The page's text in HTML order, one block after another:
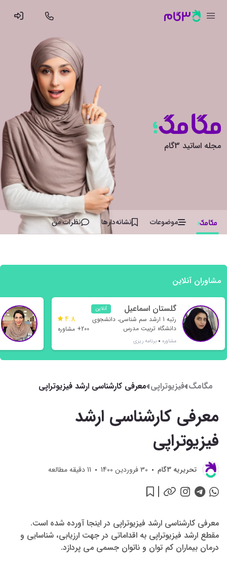
مجله اساتید 3گام
موضوعات نشانه‌دار‌ها نظرات من
مشاوران آنلاین
گلستان اسماعیل
نژاد
آنلاین
رتبه 1 ارشد سم شناسی، دانشجوی
دانشگاه تربیت مدرس
مشاوره برنامه ریزی
4.8
200+ مشاوره
مگامگ فیزیوتراپی معرفی کارشناسی ارشد فیزیوتراپی
معرفی کارشناسی ارشد
فیزیوتراپی
تحريريه 3گام 30 فروردین 1400 11دقیقه مطالعه
معرفی کارشناسی ارشد فیزیوتراپی در اینجا آورده شده است.
مقطع ارشد فیزیوتراپی به اقداماتی در جهت ارزیابی، شناسایی و
درمان بیماران کم توان و ناتوان جسمی می پردازد.